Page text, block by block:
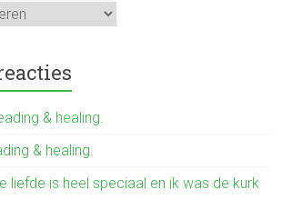
& healing.
& healing.
liefde is heel speciaal en ik was de kurk